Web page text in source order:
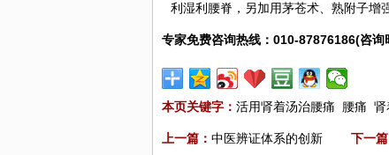
利湿利腰脊，另加用茅苍术、熟附子增
专家免费咨询热线：010-87876186(咨
本页关键字： 活用肾着汤治腰痛 腰痛 肾
上一篇： 中医辨证体系的创新 下一篇